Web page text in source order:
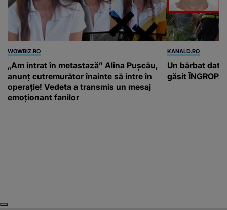
WOWBIZ.RO
„Am intrat în metastază” Alina Pușcău,
anunț cutremurător înainte să intre în
operație! Vedeta a transmis un mesaj
emoționant fanilor
KANALD.RO
Un bărbat dat
găsit